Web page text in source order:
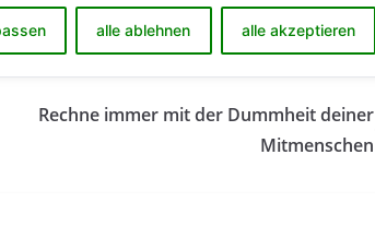
alle ablehnen alle akzeptieren
Rechne immer mit der Dummheit deiner
Mitmenschen